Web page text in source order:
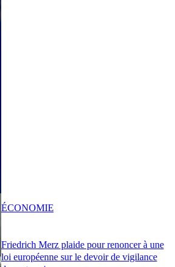
Friedrich Merz plaide pour renoncer à une
loi européenne sur le devoir de vigilance
ÉCONOMIE